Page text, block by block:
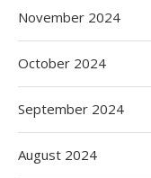
November 2024
October 2024
September 2024
August 2024